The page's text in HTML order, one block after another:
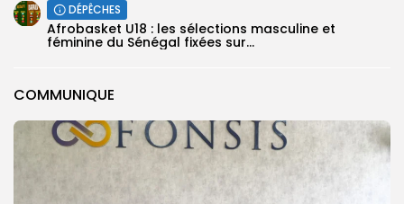
COMMUNIQUE
DÉPÊCHES
‎Afrobasket U18 : les sélections masculine et
féminine du Sénégal fixées sur...